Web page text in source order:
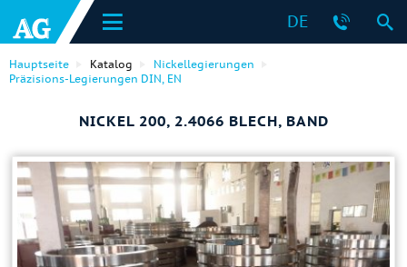
DE
Hauptseite Katalog
Nickellegierungen
Präzisions-Legierungen DIN, EN
NICKEL 200, 2.4066 BLECH, BAND